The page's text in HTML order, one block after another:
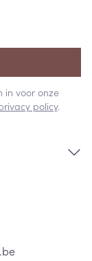
in voor onze
policy.